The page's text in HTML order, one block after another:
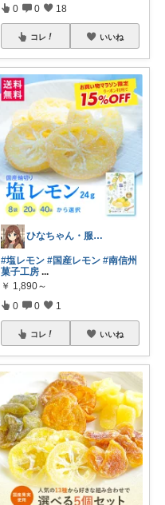
0 0 18
コレ いいね
ひなちゃん・服屋 や食料品・生活必需品
#塩レモン #国産レモン #南信州
菓子工房 ...
￥ 1,890～
0 0 1
コレ いいね